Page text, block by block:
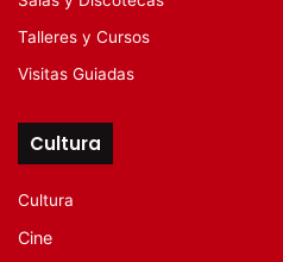
Talleres y Cursos
Visitas Guiadas
Cultura
Cultura
Cine